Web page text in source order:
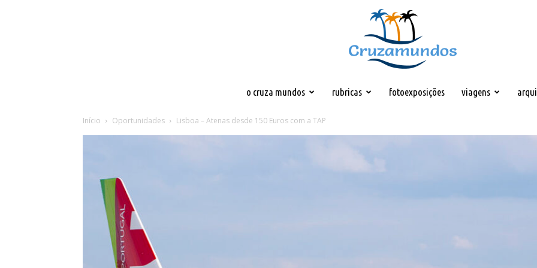
o cruza mundos rubricas fotoexposições viagens
Início Oportunidades Lisboa – Atenas desde 150 Euros com a TAP